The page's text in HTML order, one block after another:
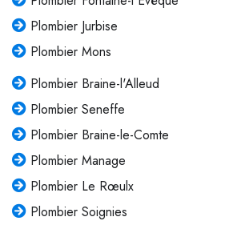
Plombier Jurbise
Plombier Mons
Plombier Braine-l'Alleud
Plombier Seneffe
Plombier Braine-le-Comte
Plombier Manage
Plombier Le Rœulx
Plombier Soignies